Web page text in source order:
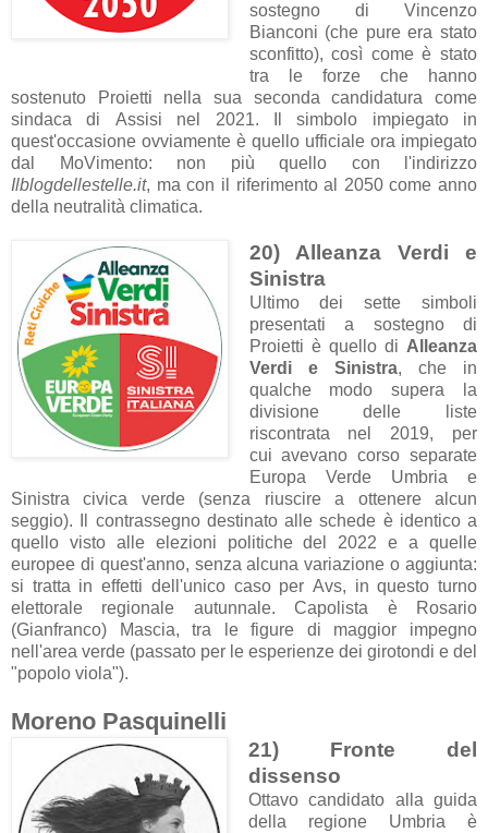
sostegno di Vincenzo
Bianconi (che pure era stato
sconfitto), così come è stato
tra le forze che hanno
sostenuto Proietti nella sua seconda candidatura come
sindaca di Assisi nel 2021. Il simbolo impiegato in
quest'occasione ovviamente è quello ufficiale ora impiegato
dal MoVimento: non più quello con l'indirizzo
Ilblogdellestelle.it, ma con il riferimento al 2050 come anno
della neutralità climatica.
20) Alleanza Verdi e
Sinistra
Ultimo dei sette simboli
presentati a sostegno di
Proietti è quello di Alleanza
Verdi e Sinistra, che in
qualche modo supera la
divisione delle liste
riscontrata nel 2019, per
cui avevano corso separate
Europa Verde Umbria e
Sinistra civica verde (senza riuscire a ottenere alcun
seggio). Il contrassegno destinato alle schede è identico a
quello visto alle elezioni politiche del 2022 e a quelle
europee di quest'anno, senza alcuna variazione o aggiunta:
si tratta in effetti dell'unico caso per Avs, in questo turno
elettorale regionale autunnale. Capolista è Rosario
(Gianfranco) Mascia, tra le figure di maggior impegno
nell'area verde (passato per le esperienze dei girotondi e del
"popolo viola").
Moreno Pasquinelli
21) Fronte del
dissenso
Ottavo candidato alla guida
della regione Umbria è